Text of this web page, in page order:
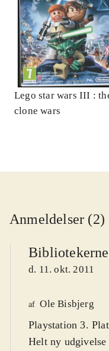
Lego star wars III :
clone wars
Anmeldelser (2)
d. 11. okt. 2011
af Ole Bisbjerg
Playstation 3.
Helt ny